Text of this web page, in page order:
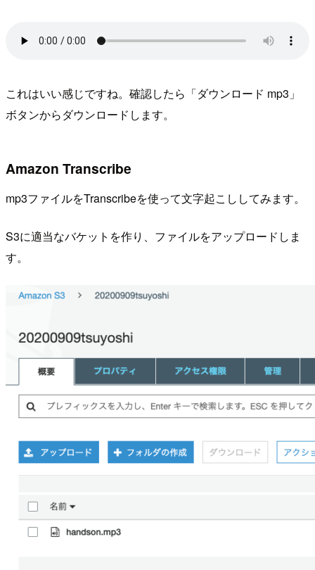
これはいい感じですね。確認したら「ダウンロード mp3」
ボタンからダウンロードします。
Amazon Transcribe
mp3ファイルをTranscribeを使って文字起こししてみます。
S3に適当なバケットを作り、ファイルをアップロードしま
す。